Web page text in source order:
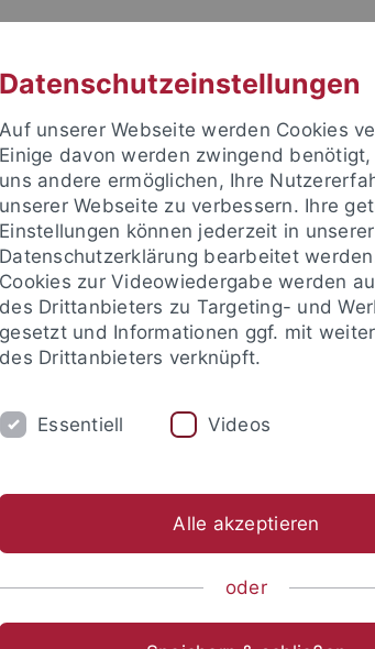
FORSCHUNG
um sich anzumelden:
Datenschutzeinstellungen
Auf unserer Webseite werden Cookies
Einige davon werden zwingend
uns andere ermöglichen, Ihre
unserer Webseite zu verbessern. Ihre
Einstellungen können jederzeit in unserer
Datenschutzerklärung bearbeitet
Cookies zur Videowiedergabe werden
des Drittanbieters zu Targeting- und
gesetzt und Informationen ggf. mit
des Drittanbieters verknüpft.
Essentiell Videos
Alle akzeptieren
oder